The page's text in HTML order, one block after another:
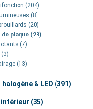
(204)
(8)
(20)
de plaque (28)
(7)
(3)
(13)
& LED (391)
intérieur (35)